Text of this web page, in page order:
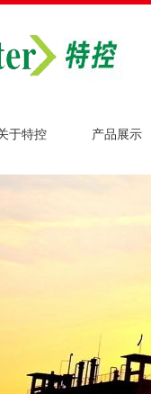
于特控 产品展示